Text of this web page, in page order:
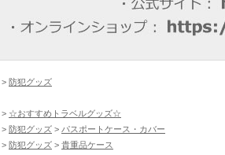
> 防犯グッズ
> ☆おすすめトラベルグッズ☆
> 防犯グッズ > パスポートケース・カバー
> 防犯グッズ > 貴重品ケース